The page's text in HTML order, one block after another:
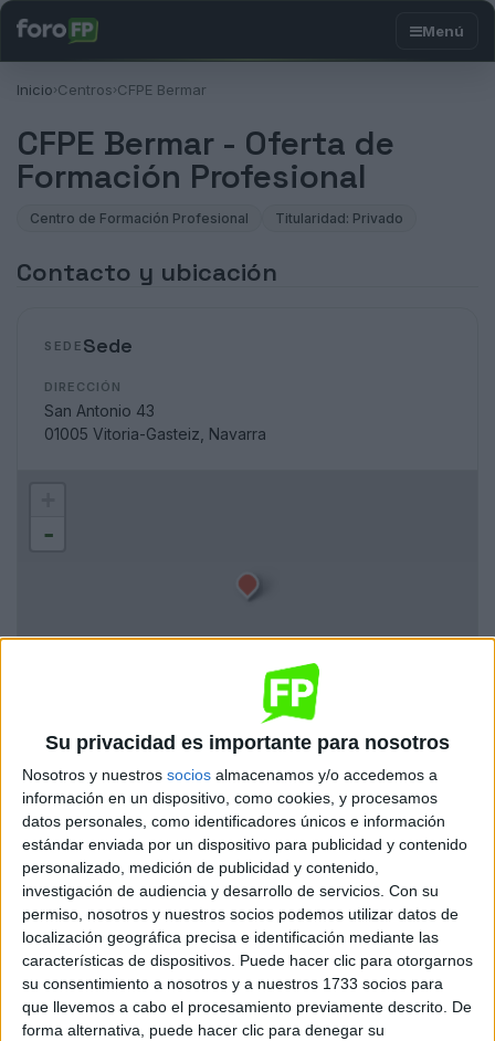
Su privacidad es importante para nosotros
Nosotros y nuestros socios almacenamos y/o accedemos a
información en un dispositivo, como cookies, y procesamos
datos personales, como identificadores únicos e información
estándar enviada por un dispositivo para publicidad y contenido
personalizado, medición de publicidad y contenido,
investigación de audiencia y desarrollo de servicios. Con su
permiso, nosotros y nuestros socios podemos utilizar datos de
localización geográfica precisa e identificación mediante las
características de dispositivos. Puede hacer clic para otorgarnos
su consentimiento a nosotros y a nuestros 1733 socios para
que llevemos a cabo el procesamiento previamente descrito. De
forma alternativa, puede hacer clic para denegar su
Inicio›Centros›CFPE Bermar
CFPE Bermar - Oferta de
Formación Profesional
Centro de Formación Profesional Titularidad: Privado
Contacto y ubicación
SEDE Sede
DIRECCIÓN
San Antonio 43
01005 Vitoria-Gasteiz, Navarra
-
Ciclos de Título Profesional Básico
2 ciclos
Actividades Domésticas y Limpieza de
Edificios
Vitoria-Gasteiz Título Profesional Básico
HORARIODiurno
MODALIDADPresencial